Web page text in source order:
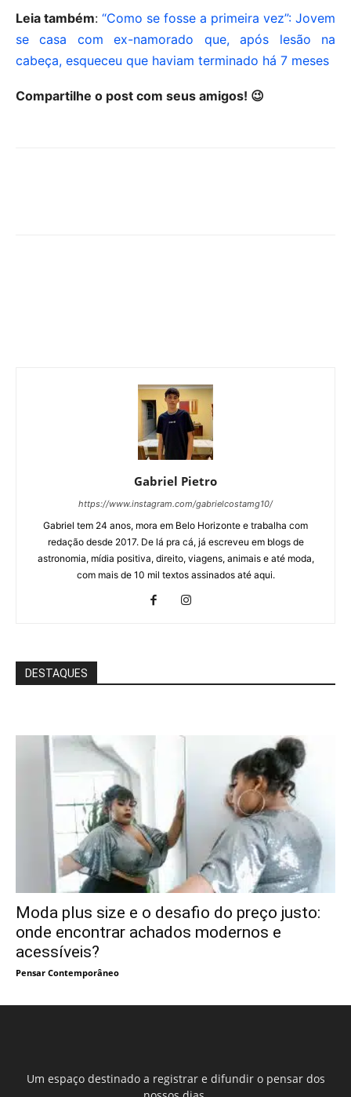
Leia também: “Como se fosse a primeira vez”: Jovem
se casa com ex-namorado que, após lesão na
cabeça, esqueceu que haviam terminado há 7 meses
Compartilhe o post com seus amigos! 😉
Gabriel Pietro
https://www.instagram.com/gabrielcostamg10/
Gabriel tem 24 anos, mora em Belo Horizonte e trabalha com
redação desde 2017. De lá pra cá, já escreveu em blogs de
astronomia, mídia positiva, direito, viagens, animais e até moda,
com mais de 10 mil textos assinados até aqui.
DESTAQUES
Moda plus size e o desafio do preço justo:
onde encontrar achados modernos e
acessíveis?
Pensar Contemporâneo
Um espaço destinado a registrar e difundir o pensar dos